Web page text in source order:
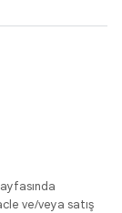
ve/veya satış